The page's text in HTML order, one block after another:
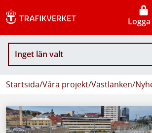
Inget län valt
Startsida/Våra projekt/Västlänken/